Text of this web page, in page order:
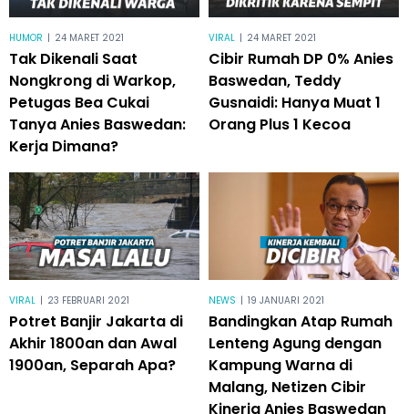
HUMOR | 24 MARET 2021
Tak Dikenali Saat
Nongkrong di Warkop,
Petugas Bea Cukai
Tanya Anies Baswedan:
Kerja Dimana?
VIRAL | 24 MARET 2021
Cibir Rumah DP 0% Anies
Baswedan, Teddy
Gusnaidi: Hanya Muat 1
Orang Plus 1 Kecoa
VIRAL | 23 FEBRUARI 2021
Potret Banjir Jakarta di
Akhir 1800an dan Awal
1900an, Separah Apa?
NEWS | 19 JANUARI 2021
Bandingkan Atap Rumah
Lenteng Agung dengan
Kampung Warna di
Malang, Netizen Cibir
Kinerja Anies Baswedan